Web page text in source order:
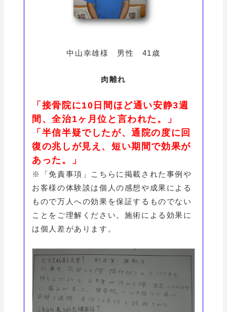
中山幸雄様 男性 41歳
肉離れ
「接骨院に10日間ほど通い安静3週
間、全治1ヶ月位と言われた。」
「半信半疑でしたが、通院の度に回
復の兆しが見え、短い期間で効果が
あった。」
※「免責事項」こちらに掲載された事例や
お客様の体験談は個人の感想や成果による
もので万人への効果を保証するものでない
ことをご理解ください。施術による効果に
は個人差があります。